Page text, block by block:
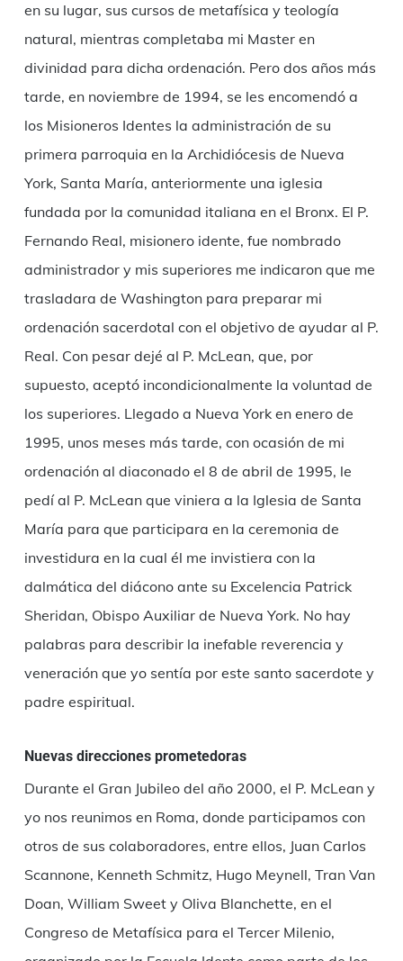
en su lugar, sus cursos de metafísica y teología
natural, mientras completaba mi Master en
divinidad para dicha ordenación. Pero dos años más
tarde, en noviembre de 1994, se les encomendó a
los Misioneros Identes la administración de su
primera parroquia en la Archidiócesis de Nueva
York, Santa María, anteriormente una iglesia
fundada por la comunidad italiana en el Bronx. El P.
Fernando Real, misionero idente, fue nombrado
administrador y mis superiores me indicaron que me
trasladara de Washington para preparar mi
ordenación sacerdotal con el objetivo de ayudar al P.
Real. Con pesar dejé al P. McLean, que, por
supuesto, aceptó incondicionalmente la voluntad de
los superiores. Llegado a Nueva York en enero de
1995, unos meses más tarde, con ocasión de mi
ordenación al diaconado el 8 de abril de 1995, le
pedí al P. McLean que viniera a la Iglesia de Santa
María para que participara en la ceremonia de
investidura en la cual él me invistiera con la
dalmática del diácono ante su Excelencia Patrick
Sheridan, Obispo Auxiliar de Nueva York. No hay
palabras para describir la inefable reverencia y
veneración que yo sentía por este santo sacerdote y
padre espiritual.
Nuevas direcciones prometedoras
Durante el Gran Jubileo del año 2000, el P. McLean y
yo nos reunimos en Roma, donde participamos con
otros de sus colaboradores, entre ellos, Juan Carlos
Scannone, Kenneth Schmitz, Hugo Meynell, Tran Van
Doan, William Sweet y Oliva Blanchette, en el
Congreso de Metafísica para el Tercer Milenio,